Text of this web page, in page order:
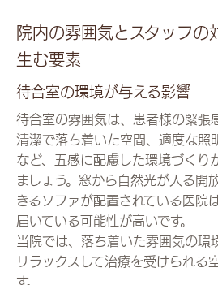
院内の雰囲気とスタッフ
生む要素
待合室の環境が与える影響
待合室の雰囲気は、患者様の緊張
清潔で落ち着いた空間、適度な照
など、五感に配慮した環境づくり
ましょう。窓から自然光が入る開
きるソファが配置されている医院
届いている可能性が高いです。
当院では、落ち着いた雰囲気の環
リラックスして治療を受けられる
す。